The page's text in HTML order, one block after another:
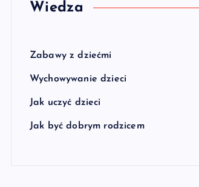
Wiedza
Zabawy z dziećmi
Wychowywanie dzieci
Jak uczyć dzieci
Jak być dobrym rodzicem